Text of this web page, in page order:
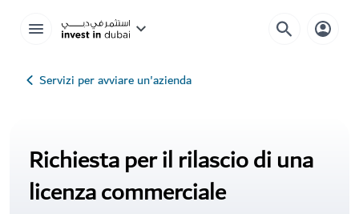
Servizi per avviare un'azienda
Richiesta per il rilascio di una
licenza commerciale